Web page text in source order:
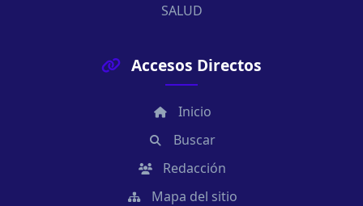
SALUD
Accesos Directos
Inicio
Buscar
Redacción
Mapa del sitio